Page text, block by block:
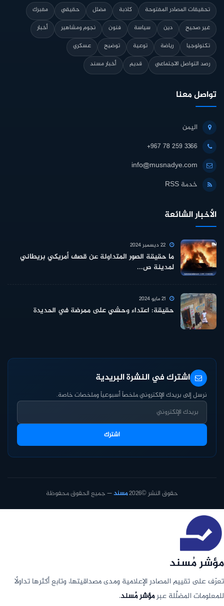
تحقيقات المصادر المفتوحة كاذبة مضلل حقيقي
مفبرك
غير صحيح
دين سياسة فنون نجوم ومشاهير
أخبار
تكنولوجيا
رياضة توعية توضيح
عسكري
رصد التواصل الاجتماعي
قديم أخبار مسند
تواصل معنا
اليمن
+967 78 259 3366
info@musnadye.com
خدمة RSS
الأخبار الشائعة
ما حقيقة الصور المتداولة عن قصف أمريكي بريطاني
لمدينة ص...
حقيقة: اعتداء وحشي على ممرضة في الحديدة
اشترك في النشرة البريدية
نرسل إلى بريدك الإلكتروني ملخصاً أسبوعياً وملخصات خاصة.
اشترك
حقوق النشر ©2026 مسند— جميع الحقوق محفوظة
مؤشر مُسند
تعرّف على تقييم المصادر الإعلامية ومدى مصداقيتها، وتابع أكثرها تداولًا
للمعلومات المضلِّلة عبرمؤشر مُسند.